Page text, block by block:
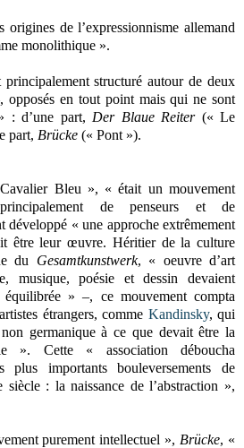
de l’expressionnisme allemand
monolithique ».
principalement structuré autour de deux
opposés en tout point mais qui ne sont
: d’une part, Der Blaue Reiter(« Le
part, Brücke (« Pont »).
Bleu », « était un mouvement
de penseurs et de
développé « une approche extrêmement
être leur œuvre. Héritier de la culture
du Gesamtkunstwerk, « oeuvre d’art
musique, poésie et dessin devaient
équilibrée » –, ce mouvement compta
étrangers, comme Kandinsky, qui
germanique à ce que devait être la
». Cette « association déboucha
plus importants bouleversements de
: la naissance de l’abstraction »,
purement intellectuel », Brücke, «